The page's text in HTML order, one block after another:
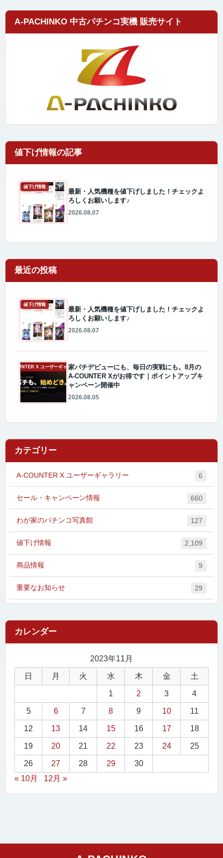
A-PACHINKO 中古パチンコ実機 販売サイト
値下げ情報
最新・人気機種を値下げしました！チェックよ
ろしくお願いします♪
2026.08.07
最近の投稿
値下げ情報
最新・人気機種を値下げしました！チェックよ
ろしくお願いします♪
2026.08.07
A-COUNTER X ユーザーギャラリー家パチデビューにも、毎日の実戦にも。8月の
A-COUNTER Xがお得です｜ポイントアップキ
ャンペーン開催中
2026.08.05
カテゴリー
A-COUNTER X ユーザーギャラリー 6
セール・キャンペーン情報 660
わが家のパチンコ写真館 127
値下げ情報 2,109
商品情報 9
重要なお知らせ 29
2023年11月
日 月 火 水 木 金 土
1 2 3 4
5 6 7 8 9 10 11
12 13 14 15 16 17 18
19 20 21 22 23 24 25
26 27 28 29
30
« 10月
12月 »